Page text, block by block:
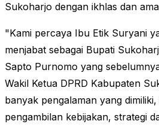
Sukoharjo dengan ikhlas dan
"Kami percaya Ibu Etik Suryani
menjabat sebagai Bupati
Sapto Purnomo yang
Wakil Ketua DPRD Kabupaten
banyak pengalaman yang
pengambilan kebijakan, strategi